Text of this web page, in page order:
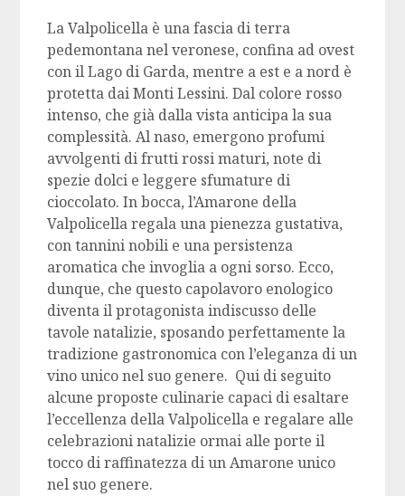
La Valpolicella è una fascia di terra
pedemontana nel veronese, confina ad ovest
con il Lago di Garda, mentre a est e a nord è
protetta dai Monti Lessini. Dal colore rosso
intenso, che già dalla vista anticipa la sua
complessità. Al naso, emergono profumi
avvolgenti di frutti rossi maturi, note di
spezie dolci e leggere sfumature di
cioccolato. In bocca, l’Amarone della
Valpolicella regala una pienezza gustativa,
con tannini nobili e una persistenza
aromatica che invoglia a ogni sorso. Ecco,
dunque, che questo capolavoro enologico
diventa il protagonista indiscusso delle
tavole natalizie, sposando perfettamente la
tradizione gastronomica con l’eleganza di un
vino unico nel suo genere. Qui di seguito
alcune proposte culinarie capaci di esaltare
l’eccellenza della Valpolicella e regalare alle
celebrazioni natalizie ormai alle porte il
tocco di raffinatezza di un Amarone unico
nel suo genere.